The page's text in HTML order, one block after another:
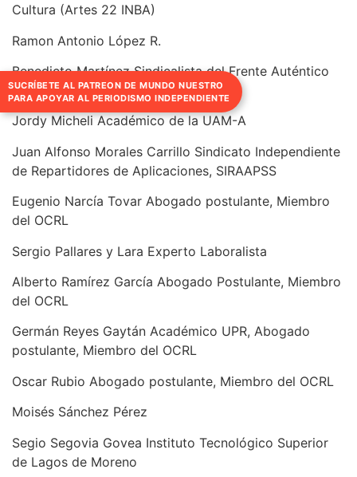
Cultura (Artes 22 INBA)
Ramon Antonio López R.
Benedicto Martínez Sindicalista del Frente Auténtico
del Trabajo, Miembro del OCRL
Jordy Micheli Académico de la UAM-A
Juan Alfonso Morales Carrillo Sindicato Independiente
de Repartidores de Aplicaciones, SIRAAPSS
Eugenio Narcía Tovar Abogado postulante, Miembro
del OCRL
Sergio Pallares y Lara Experto Laboralista
Alberto Ramírez García Abogado Postulante, Miembro
del OCRL
Germán Reyes Gaytán Académico UPR, Abogado
postulante, Miembro del OCRL
Oscar Rubio Abogado postulante, Miembro del OCRL
Moisés Sánchez Pérez
Segio Segovia Govea Instituto Tecnológico Superior
de Lagos de Moreno
SUCRÍBETE AL PATREON DE MUNDO NUESTRO
PARA APOYAR AL PERIODISMO INDEPENDIENTE